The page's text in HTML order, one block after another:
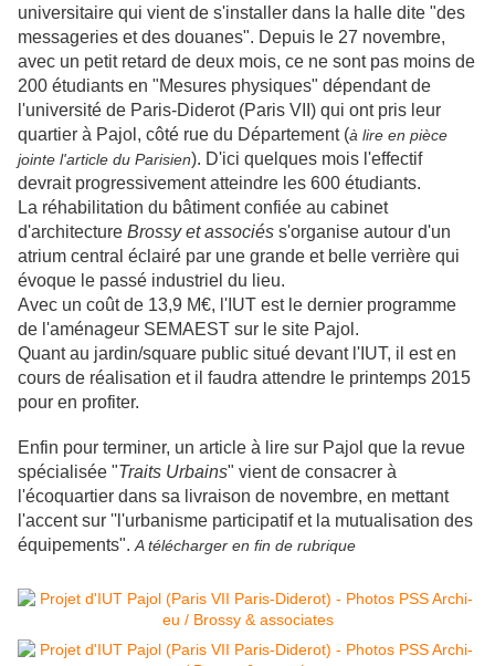
universitaire qui vient de s'installer dans la halle dite "des
messageries et des douanes". Depuis le 27 novembre,
avec un petit retard de deux mois, ce ne sont pas moins de
200 étudiants en "Mesures physiques" dépendant de
l'université de Paris-Diderot (Paris VII) qui ont pris leur
quartier à Pajol, côté rue du Département (à lire en pièce
jointe l'article du Parisien). D'ici quelques mois l'effectif
devrait progressivement atteindre les 600 étudiants.
La réhabilitation du bâtiment confiée au cabinet
d'architecture Brossy et associés s'organise autour d'un
atrium central éclairé par une grande et belle verrière qui
évoque le passé industriel du lieu.
Avec un coût de 13,9 M€, l'IUT est le dernier programme
de l'aménageur SEMAEST sur le site Pajol.
Quant au jardin/square public situé devant l'IUT, il est en
cours de réalisation et il faudra attendre le printemps 2015
pour en profiter.
Enfin pour terminer, un article à lire sur Pajol que la revue
spécialisée "Traits Urbains" vient de consacrer à
l'écoquartier dans sa livraison de novembre, en mettant
l'accent sur ''l'urbanisme participatif et la mutualisation des
équipements". A télécharger en fin de rubrique